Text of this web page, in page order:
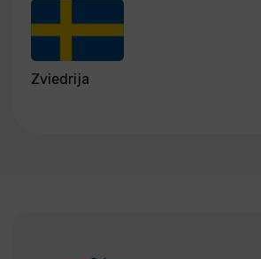
Zviedrija